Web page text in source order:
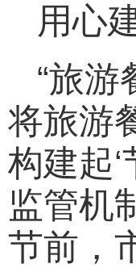
用心
“旅
将旅游
构建起
监管机
节前，